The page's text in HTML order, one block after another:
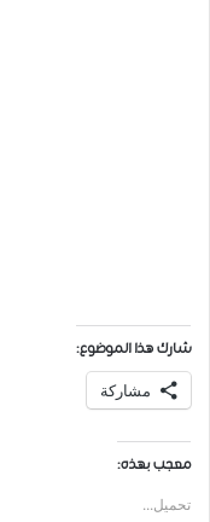
شارك هذا الموضوع:
مشاركة
معجب بهذه:
تحميل...